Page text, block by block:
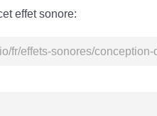
effet sonore: